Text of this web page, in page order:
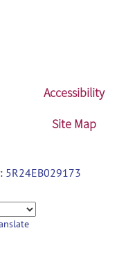
Accessibility
Site Map
5R24EB029173